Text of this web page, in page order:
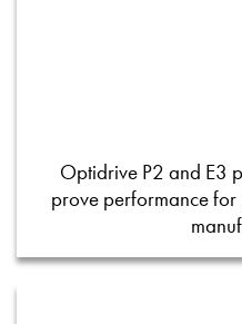
Optidrive P2 and E3
prove performance